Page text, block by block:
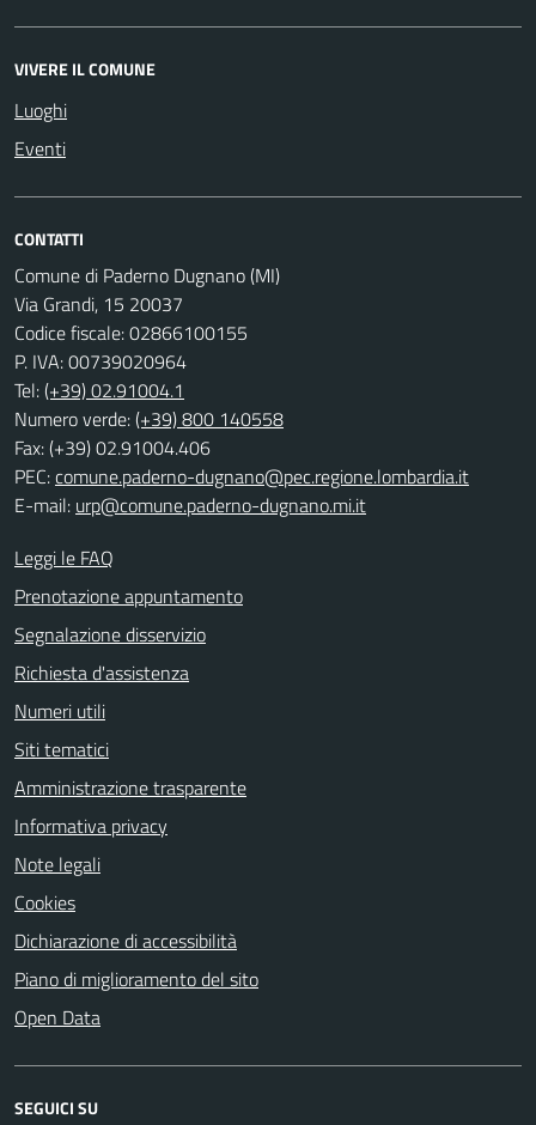
VIVERE IL COMUNE
Luoghi
Eventi
CONTATTI
Comune di Paderno Dugnano (MI)
Via Grandi, 15 20037
Codice fiscale: 02866100155
P. IVA: 00739020964
Tel:(+39) 02.91004.1
Numero verde:(+39) 800 140558
Fax: (+39) 02.91004.406
PEC:comune.paderno-dugnano@pec.regione.lombardia.it
E-mail: urp@comune.paderno-dugnano.mi.it
Leggi le FAQ
Prenotazione appuntamento
Segnalazione disservizio
Richiesta d'assistenza
Numeri utili
Siti tematici
Amministrazione trasparente
Informativa privacy
Note legali
Cookies
Dichiarazione di accessibilità
Piano di miglioramento del sito
Open Data
SEGUICI SU